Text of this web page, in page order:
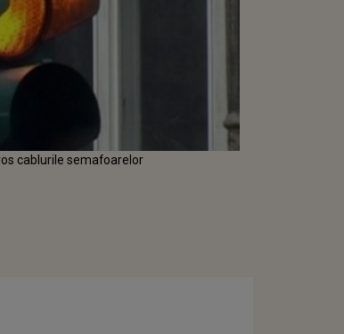
cablurile semafoarelor